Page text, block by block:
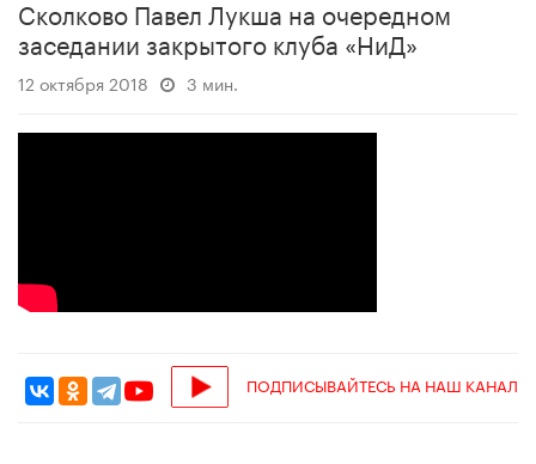
Сколково Павел Лукша на очередном
заседании закрытого клуба «НиД»
12 октября 2018 3 мин.
ПОДПИСЫВАЙТЕСЬ НА НАШ КАНАЛ